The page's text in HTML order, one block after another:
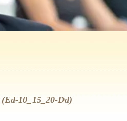
10_15_20-Dd)